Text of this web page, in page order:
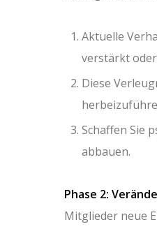
Aktuelle
verstärkt
Diese
Schaffen Sie
abbauen.
Phase 2:
Mitglieder neue